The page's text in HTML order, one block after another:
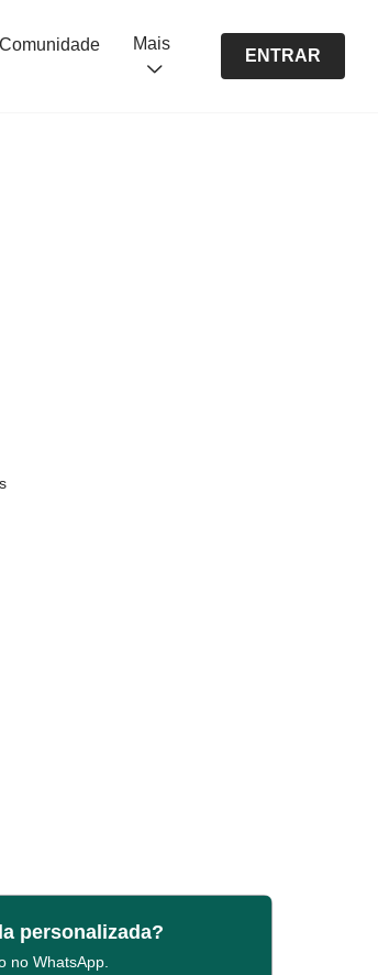
Comunidade Mais
ENTRAR
personalizada?
no WhatsApp.